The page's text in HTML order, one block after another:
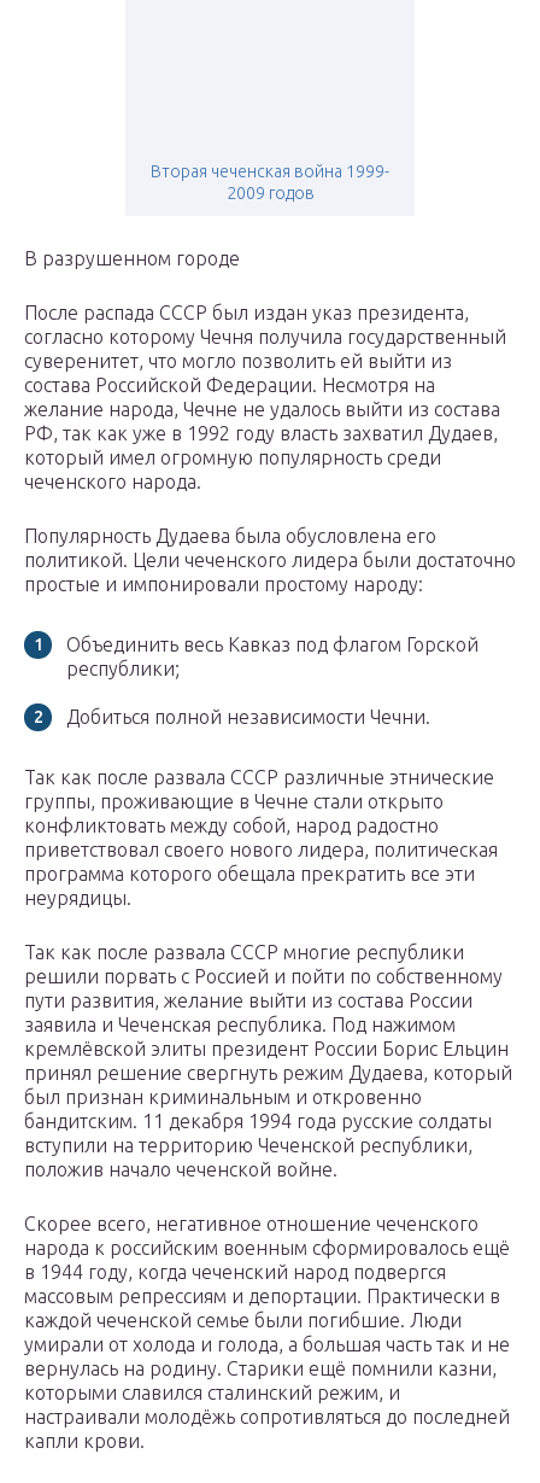
Вторая чеченская война 1999-
2009 годов
В разрушенном городе
После распада СССР был издан указ президента,
согласно которому Чечня получила государственный
суверенитет, что могло позволить ей выйти из
состава Российской Федерации. Несмотря на
желание народа, Чечне не удалось выйти из состава
РФ, так как уже в 1992 году власть захватил Дудаев,
который имел огромную популярность среди
чеченского народа.
Популярность Дудаева была обусловлена его
политикой. Цели чеченского лидера были достаточно
простые и импонировали простому народу:
Объединить весь Кавказ под флагом Горской
республики;
Добиться полной независимости Чечни.
Так как после развала СССР различные этнические
группы, проживающие в Чечне стали открыто
конфликтовать между собой, народ радостно
приветствовал своего нового лидера, политическая
программа которого обещала прекратить все эти
неурядицы.
Так как после развала СССР многие республики
решили порвать с Россией и пойти по собственному
пути развития, желание выйти из состава России
заявила и Чеченская республика. Под нажимом
кремлёвской элиты президент России Борис Ельцин
принял решение свергнуть режим Дудаева, который
был признан криминальным и откровенно
бандитским. 11 декабря 1994 года русские солдаты
вступили на территорию Чеченской республики,
положив начало чеченской войне.
Скорее всего, негативное отношение чеченского
народа к российским военным сформировалось ещё
в 1944 году, когда чеченский народ подвергся
массовым репрессиям и депортации. Практически в
каждой чеченской семье были погибшие. Люди
умирали от холода и голода, а большая часть так и не
вернулась на родину. Старики ещё помнили казни,
которыми славился сталинский режим, и
настраивали молодёжь сопротивляться до последней
капли крови.